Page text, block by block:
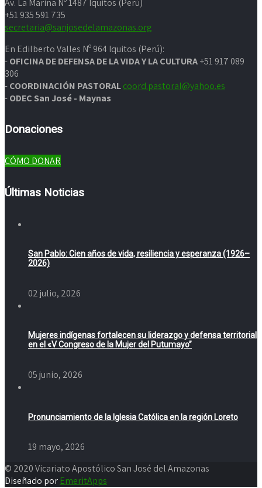
+51 935 591 735
secretaria@sanjosedelamazonas.org
En Edilberto Valles Nº 964 Iquitos (Perú):
-OFICINA DE DEFENSA DE LA VIDA Y LA CULTURA+51 917 089
306
-COORDINACIÓN PASTORALcoord.pastoral@yahoo.es
-ODEC San José - Maynas
Donaciones
CÓMO DONAR
Últimas Noticias
San Pablo: Cien años de vida, resiliencia y esperanza (1926–
2026)
02 julio, 2026
Mujeres indígenas fortalecen su liderazgo y defensa territorial
en el «V Congreso de la Mujer del Putumayo”
05 junio, 2026
Pronunciamiento de la Iglesia Católica en la región Loreto
19 mayo, 2026
© 2020 Vicariato Apostólico San José del Amazonas
Diseñado por EmeritApps